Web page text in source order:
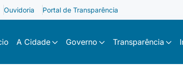
Ouvidoria Portal de Transparência
A Cidade Governo Transparência